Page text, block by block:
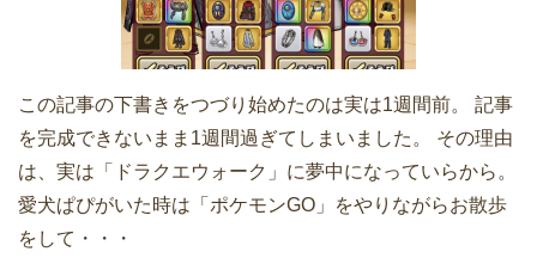
この記事の下書きをつづり始めたのは実は1週間前。 記事
を完成できないまま1週間過ぎてしまいました。 その理由
は、実は「ドラクエウォーク」に夢中になっていらから。
愛犬ぱぴがいた時は「ポケモンGO」をやりながらお散歩
をして・・・